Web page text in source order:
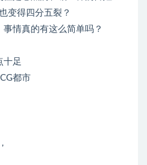
变得四分五裂？
情真的有这么简单吗？
十足
都市